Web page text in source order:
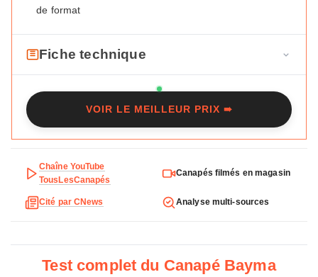
de format
Fiche technique
c
e
e
h
Maisons du Monde
Modele Bayma
Type Droit avec tetieres reglables
Places
Dimensions 226 x 124 x 84 cm
Poids 105 kg
VOIR LE MEILLEUR PRIX ➠
Chaîne YouTube
TousLesCanapés
Canapés filmés en magasin
Cité par CNews Analyse multi-sources
Test complet du Canapé Bayma